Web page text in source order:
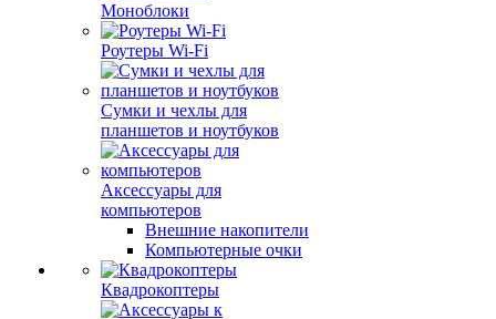
Моноблоки
Роутеры Wi-Fi
Сумки и чехлы для
планшетов и ноутбуков
Аксессуары для
компьютеров
Внешние накопители
Компьютерные очки
Квадрокоптеры